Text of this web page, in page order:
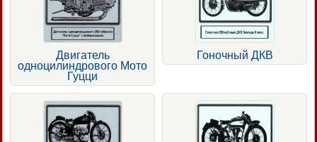
Двигатель
одноцилиндрового Мото
Гуцци
Гоночный ДКВ